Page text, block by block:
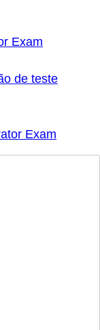
Exam
de teste
Exam